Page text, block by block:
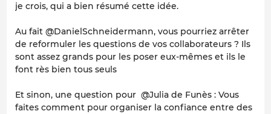
je crois, qui a bien résumé cette idée.
Au fait @DanielSchneidermann, vous pourriez arrêter
de reformuler les questions de vos collaborateurs ? Ils
sont assez grands pour les poser eux-mêmes et ils le
font rès bien tous seuls
Et sinon, une question pour @Julia de Funès : Vous
faites comment pour organiser la confiance entre des